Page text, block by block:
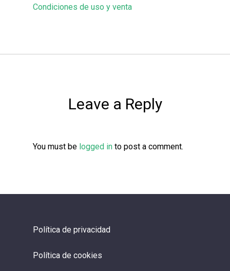
Condiciones de uso y venta
Leave a Reply
You must be logged in to post a comment.
Política de privacidad
Política de cookies